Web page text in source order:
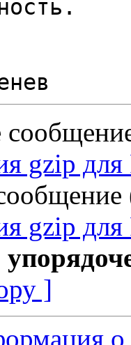
gzip для
gzip для
]